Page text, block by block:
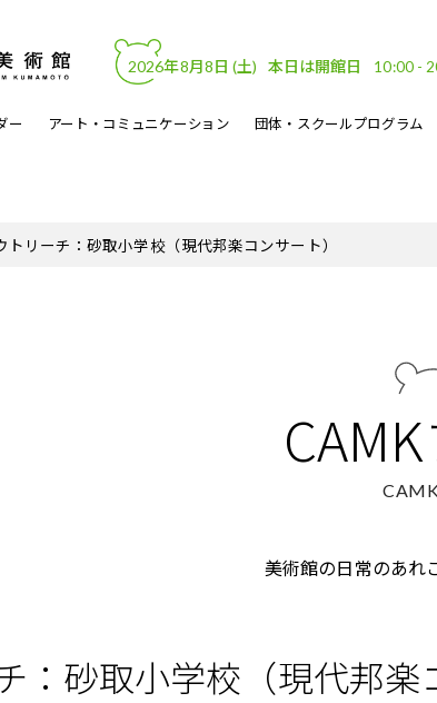
2026年8月8日 (土) 本日は開館日 10:00 -
ー アート・コミュニケーション 団体・スクールプログラム
トリーチ：砂取小学校（現代邦楽コンサート）
美術館の日常のあれ
：砂取小学校（現代邦楽